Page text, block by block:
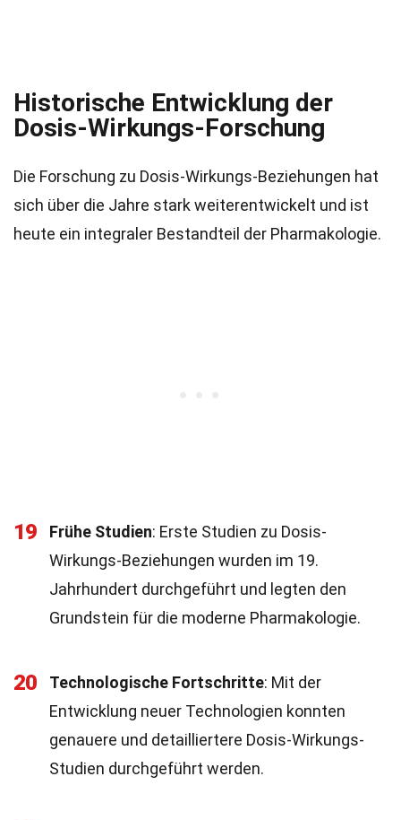
Historische Entwicklung der
Dosis-Wirkungs-Forschung
Die Forschung zu Dosis-Wirkungs-Beziehungen hat
sich über die Jahre stark weiterentwickelt und ist
heute ein integraler Bestandteil der Pharmakologie.
19 Frühe Studien: Erste Studien zu Dosis-
Wirkungs-Beziehungen wurden im 19.
Jahrhundert durchgeführt und legten den
Grundstein für die moderne Pharmakologie.
20 Technologische Fortschritte: Mit der
Entwicklung neuer Technologien konnten
genauere und detailliertere Dosis-Wirkungs-
Studien durchgeführt werden.